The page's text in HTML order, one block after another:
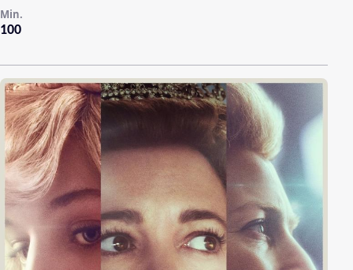
100
Min.